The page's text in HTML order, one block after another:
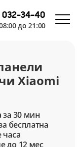
032-34-40
до 21:00
Xiaomi
за 30 мин
бесплатна
до 12 мес